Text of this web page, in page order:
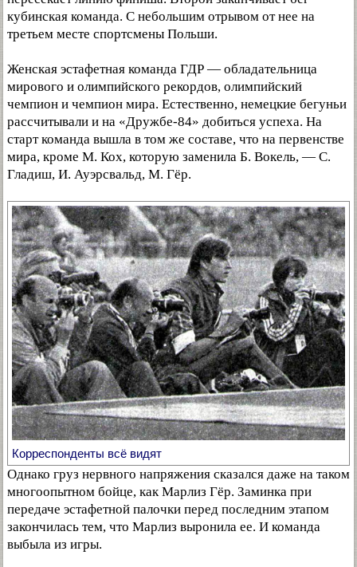
кубинская команда. С небольшим отрывом от нее на
третьем месте спортсмены Польши.
Женская эстафетная команда ГДР — обладательница
мирового и олимпийского рекордов, олимпийский
чемпион и чемпион мира. Естественно, немецкие бегуньи
рассчитывали и на «Дружбе-84» добиться успеха. На
старт команда вышла в том же составе, что на первенстве
мира, кроме М. Кох, которую заменила Б. Вокель, — С.
Гладиш, И. Ауэрсвальд, М. Гёр.
Корреспонденты всё видят
Однако груз нервного напряжения сказался даже на таком
многоопытном бойце, как Марлиз Гёр. Заминка при
передаче эстафетной палочки перед последним этапом
закончилась тем, что Марлиз выронила ее. И команда
выбыла из игры.